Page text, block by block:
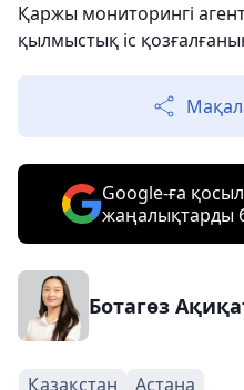
Қаржы мониторингі
қылмыстық іс
Google-ға
жаңалықтарды
Ботагөз
Қазақстан Астана